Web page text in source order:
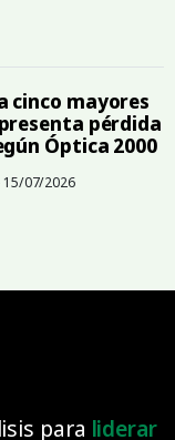
cinco mayores
pérdida
Óptica 2000
15/07/2026
para liderar